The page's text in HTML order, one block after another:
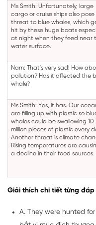
Ms Smith: Unfortunately, large
cargo or cruise ships also pose
threat to blue whales, which
hit by these huge boats
at night when they feed near
water surface.
Nam: That's very sad! How
pollution? Has it affected the
whale?
Ms Smith: Yes, it has. Our
are filling up with plastic so
whales could be swallowing 10
million pieces of plastic every
Another threat is climate
Rising temperatures are
a decline in their food sources.
Giải thích chi tiết từng đáp
A. They were hunted